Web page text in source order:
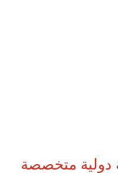
دولية متخصصة